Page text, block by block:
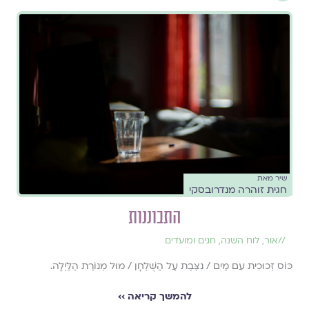
שיר מאת
חגית זוהרה מנדרובסקי
התבוננות
//אור, לוח השנה, חגים ומועדים
כּוֹס זְכוּכִית עִם מַיִם / נִצֶּבֶת עַל הַשֻּׁלְחָן / מוּל מְנוֹרַת הַלַּיְלָה.
להמשך קריאה ››